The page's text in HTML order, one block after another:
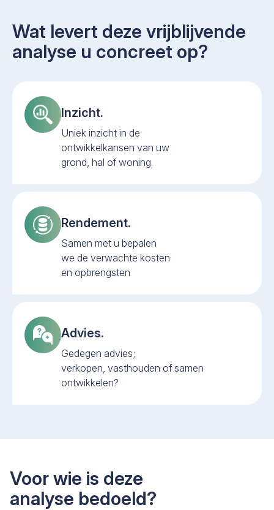
Wat levert deze vrijblijvende
analyse u concreet op?
Inzicht.
Uniek inzicht in de
ontwikkelkansen van uw
grond, hal of woning.
Rendement.
Samen met u bepalen
we de verwachte kosten
en opbrengsten
Advies.
Gedegen advies;
verkopen, vasthouden of samen
ontwikkelen?
Voor wie is deze
analyse bedoeld?